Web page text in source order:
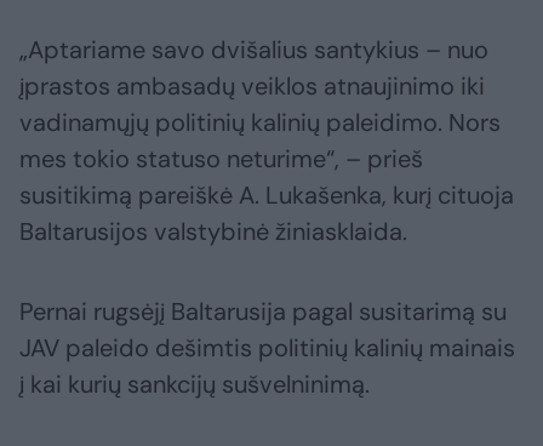
„Aptariame savo dvišalius santykius – nuo
įprastos ambasadų veiklos atnaujinimo iki
vadinamųjų politinių kalinių paleidimo. Nors
mes tokio statuso neturime“, – prieš
susitikimą pareiškė A. Lukašenka, kurį cituoja
Baltarusijos valstybinė žiniasklaida.
Pernai rugsėjį Baltarusija pagal susitarimą su
JAV paleido dešimtis politinių kalinių mainais
į kai kurių sankcijų sušvelninimą.